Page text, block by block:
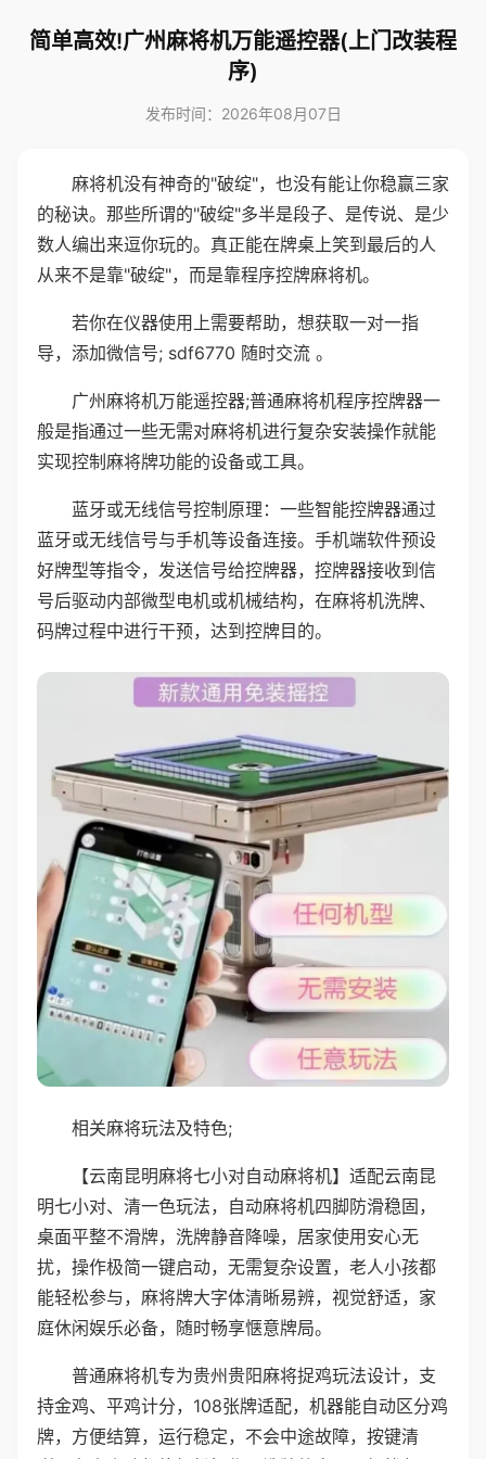
简单高效!广州麻将机万能遥控器(上门改装程
序)
发布时间：2026年08月07日
麻将机没有神奇的"破绽"，也没有能让你稳赢三家
的秘诀。那些所谓的"破绽"多半是段子、是传说、是少
数人编出来逗你玩的。真正能在牌桌上笑到最后的人
从来不是靠"破绽"，而是靠程序控牌麻将机。
若你在仪器使用上需要帮助，想获取一对一指
导，添加微信号; sdf6770 随时交流 。
广州麻将机万能遥控器;普通麻将机程序控牌器一
般是指通过一些无需对麻将机进行复杂安装操作就能
实现控制麻将牌功能的设备或工具。
蓝牙或无线信号控制原理：一些智能控牌器通过
蓝牙或无线信号与手机等设备连接。手机端软件预设
好牌型等指令，发送信号给控牌器，控牌器接收到信
号后驱动内部微型电机或机械结构，在麻将机洗牌、
码牌过程中进行干预，达到控牌目的。
相关麻将玩法及特色;
【云南昆明麻将七小对自动麻将机】适配云南昆
明七小对、清一色玩法，自动麻将机四脚防滑稳固，
桌面平整不滑牌，洗牌静音降噪，居家使用安心无
扰，操作极简一键启动，无需复杂设置，老人小孩都
能轻松参与，麻将牌大字体清晰易辨，视觉舒适，家
庭休闲娱乐必备，随时畅享惬意牌局。
普通麻将机专为贵州贵阳麻将捉鸡玩法设计，支
持金鸡、平鸡计分，108张牌适配，机器能自动区分鸡
牌，方便结算，运行稳定，不会中途故障，按键清